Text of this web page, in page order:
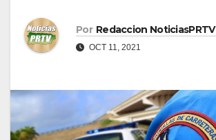
Por Redaccion NoticiasPRTV
OCT 11, 2021